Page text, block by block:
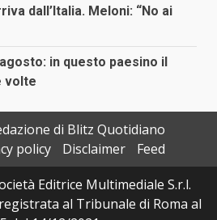
dall’Italia. Meloni: “No ai
in questo paesino il
volte
di Blitz Quotidiano
policy Disclaimer
Feed
Editrice Multimediale S.r.l.
al Tribunale di Roma al